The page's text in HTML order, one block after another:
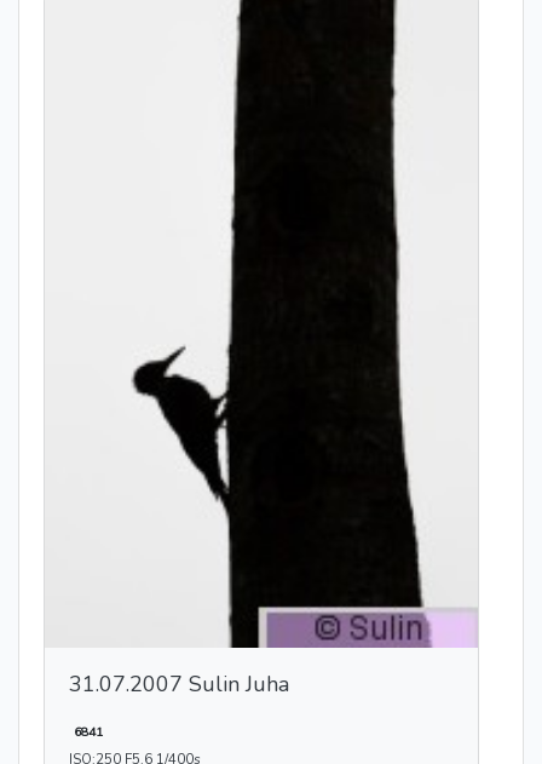
31.07.2007 Sulin Juha
6841
ISO:250 F5.6 1/400s